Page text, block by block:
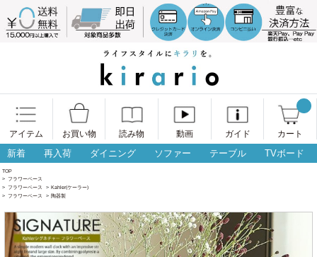
アイテム お買い物 読み物 動画 ガイド カート
新着 再入荷 ダイニング ソファー テーブル TVボード
TOP
> フラワーベース
> フラワーベース > Kahler(ケーラー)
> フラワーベース > 陶器製